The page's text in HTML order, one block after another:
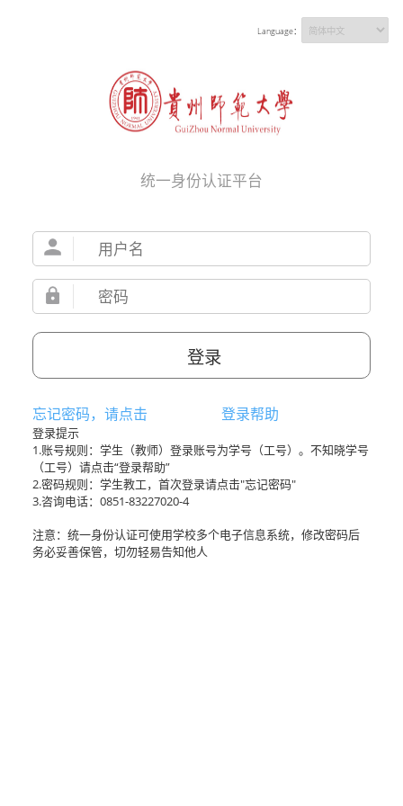
Language：
统一身份认证平台
登录
忘记密码，请点击 登录帮助
登录提示
1.账号规则：学生（教师）登录账号为学号（工号）。不知晓学号
（工号）请点击“登录帮助”
2.密码规则：学生教工，首次登录请点击"忘记密码"
3.咨询电话：0851-83227020-4
注意：统一身份认证可使用学校多个电子信息系统，修改密码后
务必妥善保管，切勿轻易告知他人